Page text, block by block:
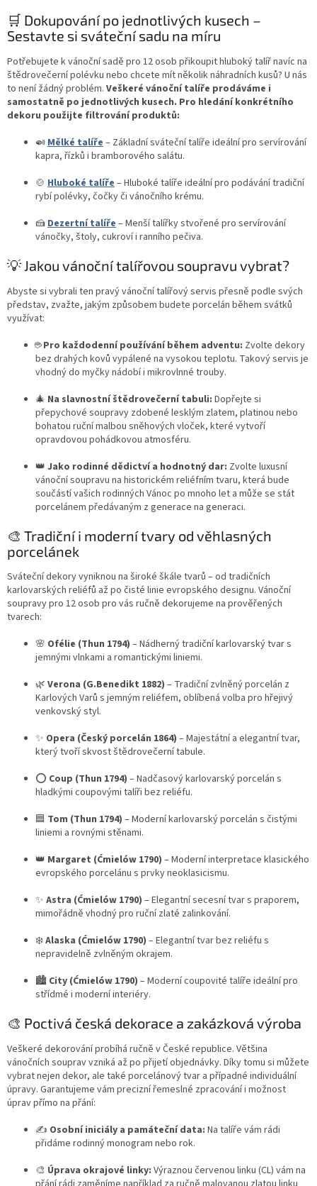
🛒 Dokupování po jednotlivých kusech –
Sestavte si sváteční sadu na míru
Potřebujete k vánoční sadě pro 12 osob přikoupit hluboký talíř navíc na
štědrovečerní polévku nebo chcete mít několik náhradních kusů? U nás
to není žádný problém. Veškeré vánoční talíře prodáváme i
samostatně po jednotlivých kusech. Pro hledání konkrétního
dekoru použijte filtrování produktů:
🍛 Mělké talíře– Základní sváteční talíře ideální pro servírování
kapra, řízků i bramborového salátu.
🍲 Hluboké talíře– Hluboké talíře ideální pro podávání tradiční
rybí polévky, čočky či vánočního krému.
🍰 Dezertní talíře– Menší talířky stvořené pro servírování
vánočky, štoly, cukroví i ranního pečiva.
💡 Jakou vánoční talířovou soupravu vybrat?
Abyste si vybrali ten pravý vánoční talířový servis přesně podle svých
představ, zvažte, jakým způsobem budete porcelán během svátků
využívat:
☕Pro každodenní používání během adventu: Zvolte dekory
bez drahých kovů vypálené na vysokou teplotu. Takový servis je
vhodný do myčky nádobí i mikrovlnné trouby.
🎄 Na slavnostní štědrovečerní tabuli: Dopřejte si
přepychové soupravy zdobené lesklým zlatem, platinou nebo
bohatou ruční malbou sněhových vloček, které vytvoří
opravdovou pohádkovou atmosféru.
👑 Jako rodinné dědictví a hodnotný dar: Zvolte luxusní
vánoční soupravu na historickém reliéfním tvaru, která bude
součástí vašich rodinných Vánoc po mnoho let a může se stát
porcelánem předávaným z generace na generaci.
🎨 Tradiční i moderní tvary od věhlasných
porcelánek
Sváteční dekory vyniknou na široké škále tvarů – od tradičních
karlovarských reliéfů až po čisté linie evropského designu. Vánoční
soupravy pro 12 osob pro vás ručně dekorujeme na prověřených
tvarech:
🌸 Ofélie (Thun 1794) – Nádherný tradiční karlovarský tvar s
jemnými vlnkami a romantickými liniemi.
🌿 Verona (G.Benedikt 1882) – Tradiční zvlněný porcelán z
Karlových Varů s jemným reliéfem, oblíbená volba pro hřejivý
venkovský styl.
✨ Opera (Český porcelán 1864) – Majestátní a elegantní tvar,
který tvoří skvost štědrovečerní tabule.
⭕ Coup (Thun 1794) – Nadčasový karlovarský porcelán s
hladkými coupovými talíři bez reliéfu.
🟦 Tom (Thun 1794) – Moderní karlovarský porcelán s čistými
liniemi a rovnými stěnami.
👑 Margaret (Ćmielów 1790) – Moderní interpretace klasického
evropského porcelánu s prvky neoklasicismu.
✨ Astra (Ćmielów 1790) – Elegantní secesní tvar s praporem,
mimořádně vhodný pro ruční zlaté zalinkování.
❄️Alaska (Ćmielów 1790) – Elegantní tvar bez reliéfu s
nepravidelně zvlněným okrajem.
🏙️ City (Ćmielów 1790) – Moderní coupovité talíře ideální pro
střídmé i moderní interiéry.
🎨 Poctivá česká dekorace a zakázková výroba
Veškeré dekorování probíhá ručně v České republice. Většina
vánočních souprav vzniká až po přijetí objednávky. Díky tomu si můžete
vybrat nejen dekor, ale také porcelánový tvar a případné individuální
úpravy. Garantujeme vám precizní řemeslné zpracování i možnost
úprav přímo na přání:
✍️ Osobní iniciály a památeční data: Na talíře vám rádi
přidáme rodinný monogram nebo rok.
🎨 Úprava okrajové linky: Výraznou červenou linku (CL) vám na